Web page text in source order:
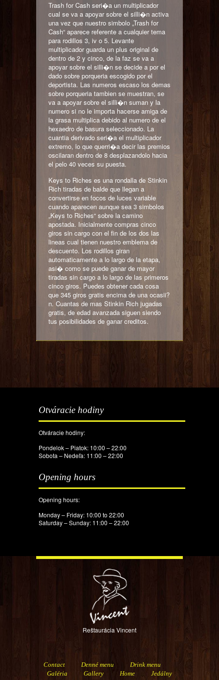
Trash for Cash seri�a un multiplicador
cual se va a apoyar sobre el silli�n activa
una vez que nuestro simbolo „Trash for
Cash“ aparece referente a cualquier tema
para rodillos 3, iv o 5. Levante
multiplicador guarda un plus original de
dentro de 2 y cinco, de la faz se va a
apoyar sobre el silli�n se decide a por el
dado sobre porqueria escogido por el
deportista. Las numeros escaso los demas
sobre porqueria tambien se muestran, se
va a apoyar sobre el silli�n suman y la
numero si no le importa hacerse amiga de
la grasa multiplica debido al numero de el
hexaedro de basura seleccionado. La
cuantia derivado seri�a el multiplicador
extremo, lo que querri�a decir las premios
oscilaran dentro de 8 desplazandolo hacia
el pelo 40 veces su puesta.
Keys to Riches es una rondalla de Stinkin
Rich tiradas de balde que llegan a
convertirse en focos de luces variable
cuando aparecen aunque sea 3 simbolos
„Keys to Riches“ sobre la camino
apostada. Inicialmente compras cinco
giros sin cargo con el fin de los dos las
lineas cual tienen nuestro emblema de
descuento. Los rodillos giran
automaticamente a lo largo de la etapa,
asi� como se puede ganar de mayor
tiradas sin cargo a lo largo de las primeros
cinco giros. Puedes obtener cada cosa
que 345 giros gratis encima de una ocasii?
n. Cuantas de mas Stinkin Rich jugadas
gratis, de edad avanzada siguen siendo
tus posibilidades de ganar creditos.
Otváracie hodiny
Otváracie hodiny:
Pondelok – Piatok: 10:00 – 22:00
Sobota – Nedeľa: 11:00 – 22:00
Opening hours
Opening hours:
Monday – Friday: 10:00 to 22:00
Saturday – Sunday: 11:00 – 22:00
Reštaurácia Vincent
Contact Denné menu
Drink menu
Galéria
Gallery Home
Jedálny